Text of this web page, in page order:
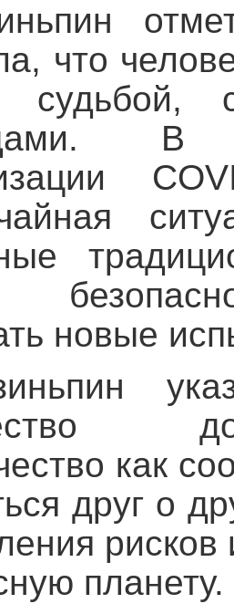
что
В
новые
как
друг о
планету.